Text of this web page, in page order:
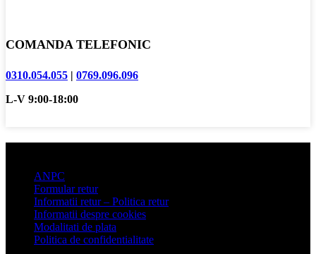
COMANDA TELEFONIC
0310.054.055 | 0769.096.096
L-V 9:00-18:00
ANPC
Formular retur
Informatii retur – Politica retur
Informatii despre cookies
Modalitati de plata
Politica de confidentialitate